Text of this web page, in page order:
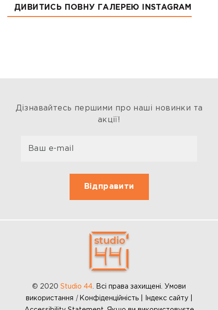
ДИВИТИСЬ ПОВНУ ГАЛЕРЕЮ INSTAGRAM
Дізнавайтесь першими про наші новинки та
акції!
© 2020 Studio 44
Всі права захищені. Умови
використання | Конфіденційність | Індекс сайту |